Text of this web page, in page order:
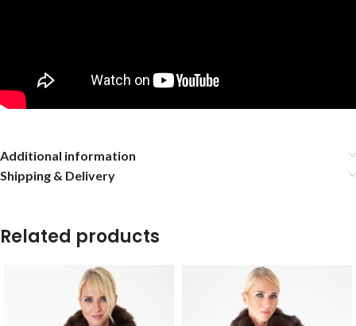
Additional information
Shipping & Delivery
Related products